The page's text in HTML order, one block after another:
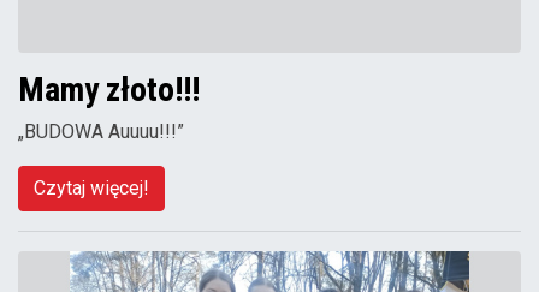
Mamy złoto!!!
„BUDOWA Auuuu!!!”
Czytaj więcej!